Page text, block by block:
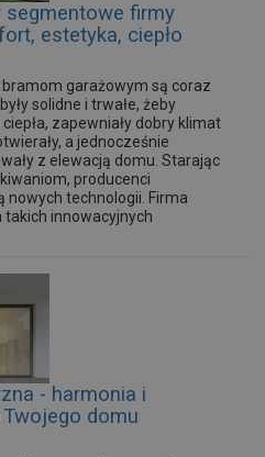
segmentowe firmy
estetyka, ciepło
garażowym są coraz
solidne i trwałe, żeby
zapewniały dobry klimat
a jednocześnie
z elewacją domu. Starając
producenci
nowych technologii. Firma
takich innowacyjnych
- harmonia i
domu